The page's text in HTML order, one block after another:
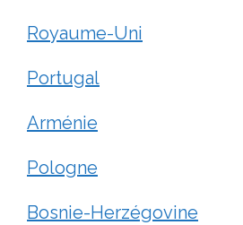
Royaume-Uni
Portugal
Arménie
Pologne
Bosnie-Herzégovine